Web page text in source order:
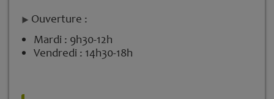
Ouverture :
Mardi : 9h30-12h
Vendredi : 14h30-18h